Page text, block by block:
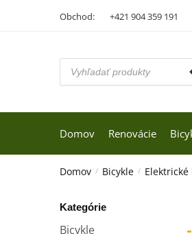
Obchod: +421 904 359 191
Products
search
Domov Renovácie
Domov / Bicykle / Elektrické
Kategórie
-
Bicykle